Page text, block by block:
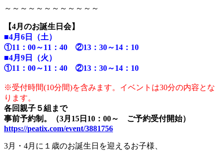
～～～～～～～～～～～～
【4月のお誕生日会】
■4月6日（土）
①11：00～11：40 ②13：30～14：10
■4月9日（火）
①11：00～11：40 ②13：30～14：10
※受付時間(10分間)を含みます。イベントは30分の内容とな
ります。
各回親子５組まで
事前予約制。（3月15日10：00～ ご予約受付開始）
https://peatix.com/event/3881756
3月・4月に１歳のお誕生日を迎えるお子様、